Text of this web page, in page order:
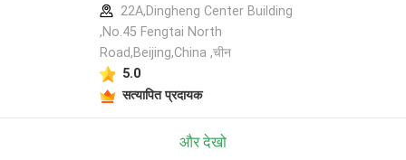
प्रोफ़ाइल
22A,Dingheng Center Building
,No.45 Fengtai North
Road,Beijing,China ,चीन
5.0
सत्यापित प्रदायक
और देखो